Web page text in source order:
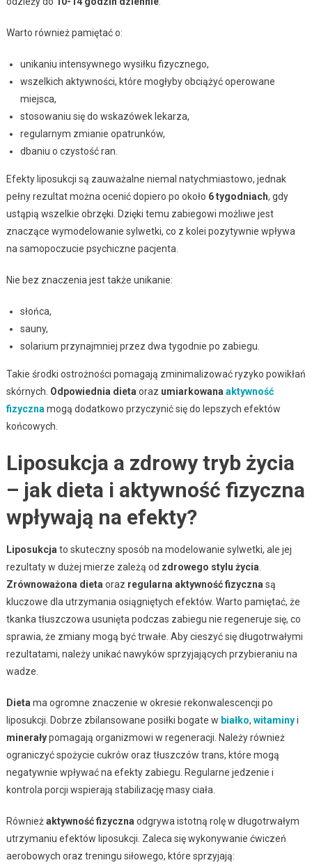
Warto również pamiętać o:
unikaniu intensywnego wysiłku fizycznego,
wszelkich aktywności, które mogłyby obciążyć operowane
miejsca,
stosowaniu się do wskazówek lekarza,
regularnym zmianie opatrunków,
dbaniu o czystość ran.
Efekty liposukcji są zauważalne niemal natychmiastowo, jednak
pełny rezultat można ocenić dopiero po około 6 tygodniach, gdy
ustąpią wszelkie obrzęki. Dzięki temu zabiegowi możliwe jest
znaczące wymodelowanie sylwetki, co z kolei pozytywnie wpływa
na samopoczucie psychiczne pacjenta.
Nie bez znaczenia jest także unikanie:
słońca,
sauny,
solarium przynajmniej przez dwa tygodnie po zabiegu.
Takie środki ostrożności pomagają zminimalizować ryzyko powikłań
skórnych. Odpowiednia dieta oraz umiarkowana aktywność
fizyczna mogą dodatkowo przyczynić się do lepszych efektów
końcowych.
Liposukcja a zdrowy tryb życia
– jak dieta i aktywność fizyczna
wpływają na efekty?
Liposukcja to skuteczny sposób na modelowanie sylwetki, ale jej
rezultaty w dużej mierze zależą od zdrowego stylu życia
Zrównoważona dieta oraz regularna aktywność fizyczna są
kluczowe dla utrzymania osiągniętych efektów. Warto pamiętać, że
tkanka tłuszczowa usunięta podczas zabiegu nie regeneruje się, co
sprawia, że zmiany mogą być trwałe. Aby cieszyć się długotrwałymi
rezultatami, należy unikać nawyków sprzyjających przybieraniu na
wadze.
Dieta ma ogromne znaczenie w okresie rekonwalescencji po
liposukcji. Dobrze zbilansowane posiłki bogate w białko, witaminyi
minerałypomagają organizmowi w regeneracji. Należy również
ograniczyć spożycie cukrów oraz tłuszczów trans, które mogą
negatywnie wpływać na efekty zabiegu. Regularne jedzenie i
kontrola porcji wspierają stabilizację masy ciała.
Równieżaktywność fizyczna odgrywa istotną rolę w długotrwałym
utrzymaniu efektów liposukcji. Zaleca się wykonywanie ćwiczeń
aerobowych oraz treningu siłowego, które sprzyjają: